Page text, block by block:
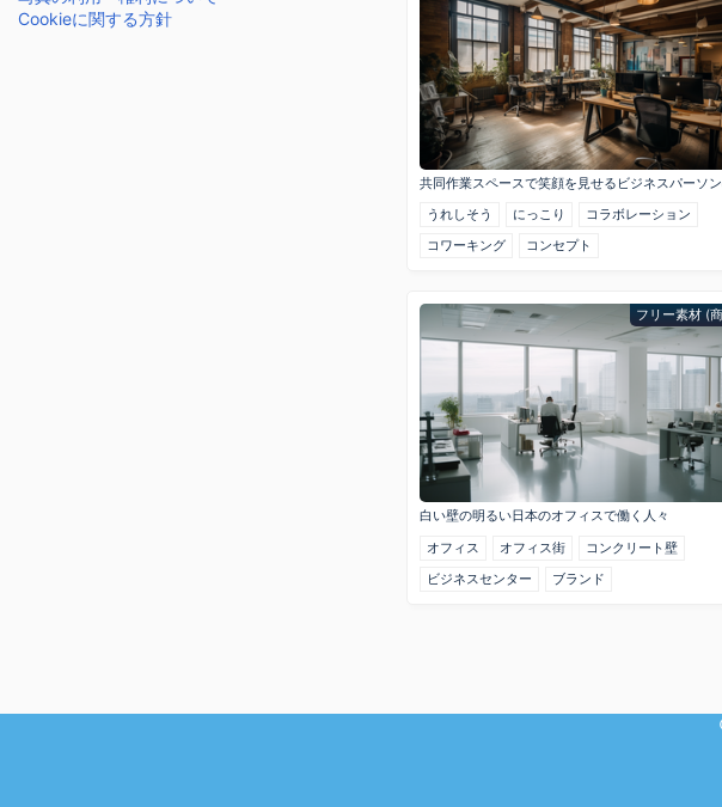
Cookieに関する方針
共同作業スペースで笑顔を見せるビジネスパーソ
うれしそう
にっこり
コラボレーション
コワーキング
コンセプト
フリー素材 (
白い壁の明るい日本のオフィスで働く人々
オフィス
オフィス街
コンクリート壁
ビジネスセンター
ブランド